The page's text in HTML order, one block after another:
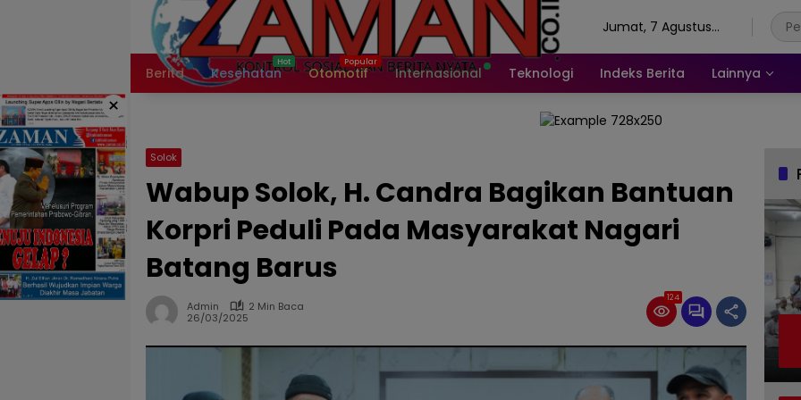
Jumat, 7 Agustus
Berita
Kesehatan Otomotif Internasional Teknologi Indeks Berita Lainnya
×
Solok
Wabup Solok, H. Candra Bagikan Bantuan
Korpri Peduli Pada Masyarakat Nagari
Batang Barus
Admin
2 Min Baca
26/03/2025
124